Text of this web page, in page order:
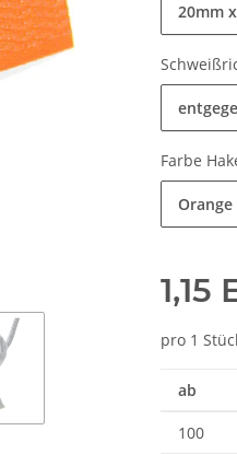
20mm
Farbe
Orange
1,15
pro 1
ab
100